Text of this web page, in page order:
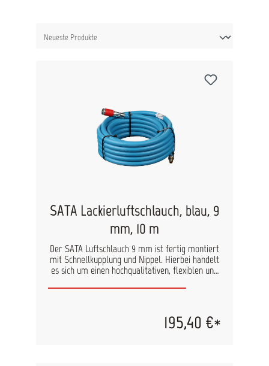
SATA Lackierluftschlauch, blau, 9
mm, 10 m
Der SATA Luftschlauch 9 mm ist fertig montiert
mit Schnellkupplung und Nippel. Hierbei handelt
es sich um einen hochqualitativen, flexiblen und
elektrisch leitfähig nach DIN EN 1953 Berstdruck
195,40 €*